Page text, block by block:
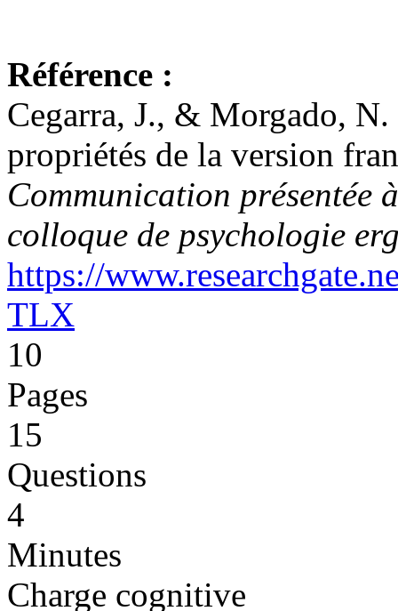
Référence :
Cegarra, J., & Morgado,
propriétés de la version
Communication présentée
colloque de psychologie
https://
TLX
10
Pages
15
Questions
4
Minutes
Charge cognitive